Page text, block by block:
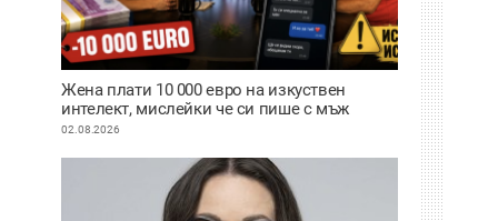
Жена плати 10 000 евро на изкуствен
интелект, мислейки че си пише с мъж
ВИДЕО
02.08.2026